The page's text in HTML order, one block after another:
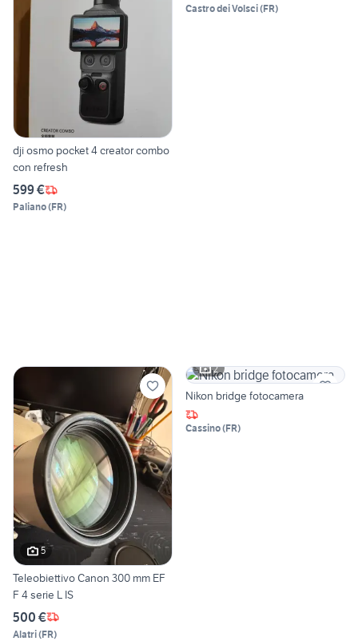
dji osmo pocket 4 creator combo
con refresh
599 €
Paliano(FR)
Castro dei Volsci(FR)
5
Teleobiettivo Canon 300 mm EF
F 4 serie L IS
500 €
Alatri(FR)
2
Nikon bridge fotocamera
Cassino(FR)